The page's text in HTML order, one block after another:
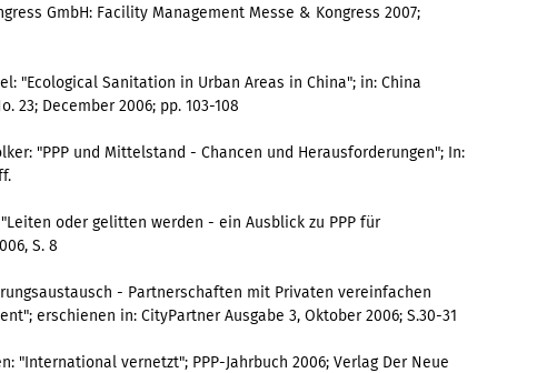
GmbH: Facility Management Messe & Kongress 2007;
"Ecological Sanitation in Urban Areas in China"; in: China
23; December 2006; pp. 103-108
"PPP und Mittelstand - Chancen und Herausforderungen"; In:
oder gelitten werden - ein Ausblick zu PPP für
S. 8
- Partnerschaften mit Privaten vereinfachen
erschienen in: CityPartner Ausgabe 3, Oktober 2006; S.30-31
"International vernetzt"; PPP-Jahrbuch 2006; Verlag Der Neue